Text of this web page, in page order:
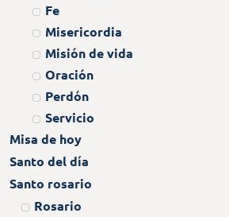
Fe
Misericordia
Misión de vida
Oración
Perdón
Servicio
Misa de hoy
Santo del día
Santo rosario
Rosario